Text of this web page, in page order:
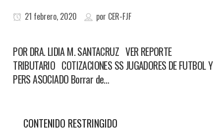
21 febrero, 2020 por CER-FJF
POR DRA. LIDIA M. SANTACRUZ VER REPORTE
TRIBUTARIO COTIZACIONES SS JUGADORES DE FUTBOL Y
PERS ASOCIADO Borrar de…
CONTENIDO RESTRINGIDO